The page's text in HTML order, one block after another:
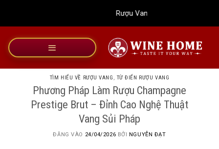
dung
Rượu Vang Wine Home
TÌM HIỂU VỀ RƯỢU VANG , TỪ ĐIỂN RƯỢU VANG
Phương Pháp Làm Rượu Champagne
Prestige Brut – Đỉnh Cao Nghệ Thuật
Vang Sủi Pháp
ĐĂNG VÀO 24/04/2026 BỞI NGUYỄN ĐẠT